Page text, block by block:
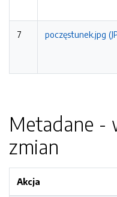
7 poczęstunek.jpg
Metadane -
zmian
Akcja